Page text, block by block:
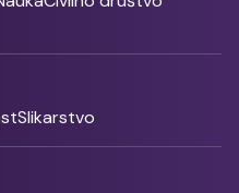
Slikarstvo